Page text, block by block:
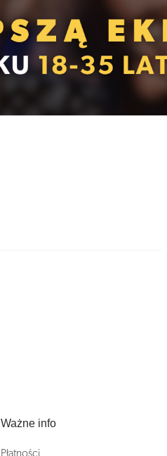
Ważne info
Płatności